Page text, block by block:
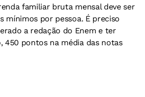
familiar bruta mensal deve ser
mínimos por pessoa. É preciso
a redação do Enem e ter
450 pontos na média das notas